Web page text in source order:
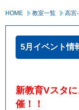
HOME 教室一覧 高宮
5月イベント情
新教育Vスタ
催！！